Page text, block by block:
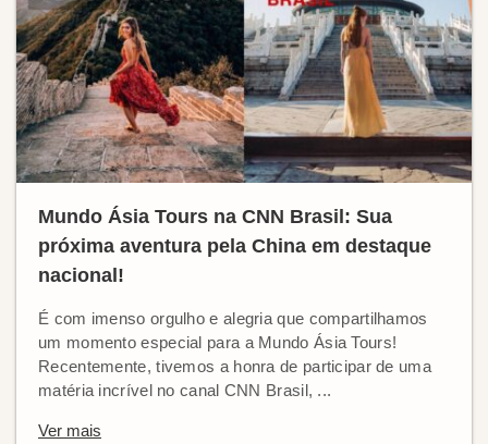
Mundo Ásia Tours na CNN Brasil: Sua
próxima aventura pela China em destaque
nacional!
É com imenso orgulho e alegria que compartilhamos
um momento especial para a Mundo Ásia Tours!
Recentemente, tivemos a honra de participar de uma
matéria incrível no canal CNN Brasil, ...
Ver mais